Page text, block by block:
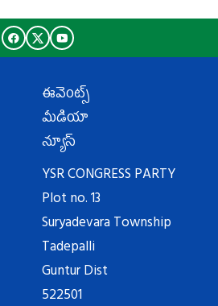
ఈవెంట్స్
మీడియా
న్యూస్
YSR CONGRESS PARTY
Plot no. 13
Suryadevara Township
Tadepalli
Guntur Dist
522501